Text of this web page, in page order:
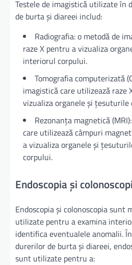
Testele de imagistică utilizate în
de burta și diareei includ:
Radiografia: o metodă de
raze X pentru a vizualiza
interiorul corpului.
Tomografia computerizată
imagistică care utilizează raze
vizualiza organele și
Rezonanța magnetică
care utilizează câmpuri
a vizualiza organele și
corpului.
Endoscopia și
Endoscopia și colonoscopia sunt
utilizate pentru a examina
identifica eventualele anomalii.
durerilor de burta și diareei,
sunt utilizate pentru a: